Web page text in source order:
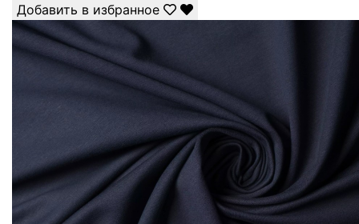
Добавить в избранное